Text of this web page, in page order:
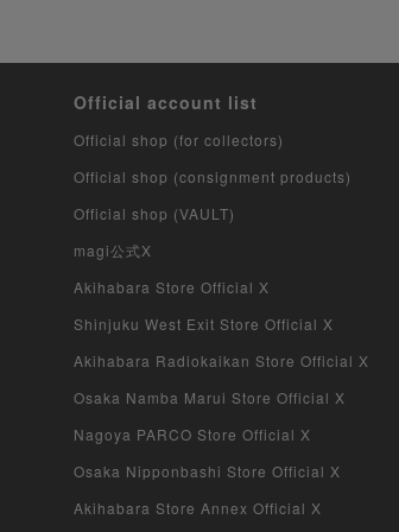
Official account list
Official shop (for collectors)
Official shop (consignment products)
Official shop (VAULT)
magi公式X
Akihabara Store Official X
Shinjuku West Exit Store Official X
Akihabara Radiokaikan Store Official X
Osaka Namba Marui Store Official X
Nagoya PARCO Store Official X
Osaka Nipponbashi Store Official X
Akihabara Store Annex Official X